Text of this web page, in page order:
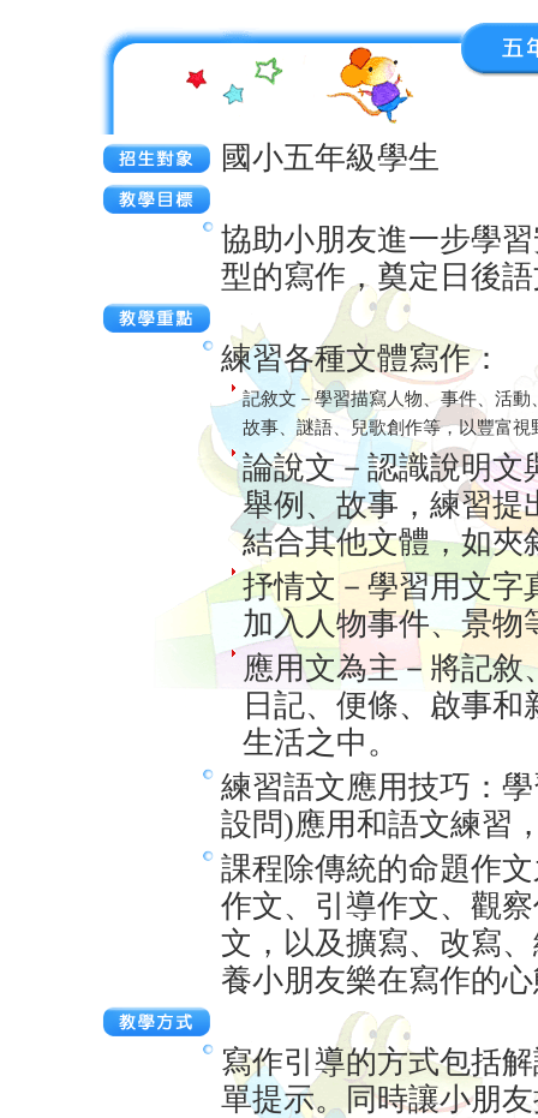
國小五年級學生
協助小朋友進一步學
型的寫作，奠定日後
練習各種文體寫作：
記敘文－學習描寫人物、事件、活
故事、謎語、兒歌創作等，以豐富視
論說文－認識說明文
舉例、故事，練習提
結合其他文體，如夾
抒情文－學習用文字
加入人物事件、景物
應用文為主－將記敘
日記、便條、啟事
生活之中。
練習語文應用技巧：
設問)應用和語文練習
課程除傳統的命題作
作文、引導作文、觀
文，以及擴寫、改寫
養小朋友樂在寫作的
寫作引導的方式包括
單提示。同時讓小朋